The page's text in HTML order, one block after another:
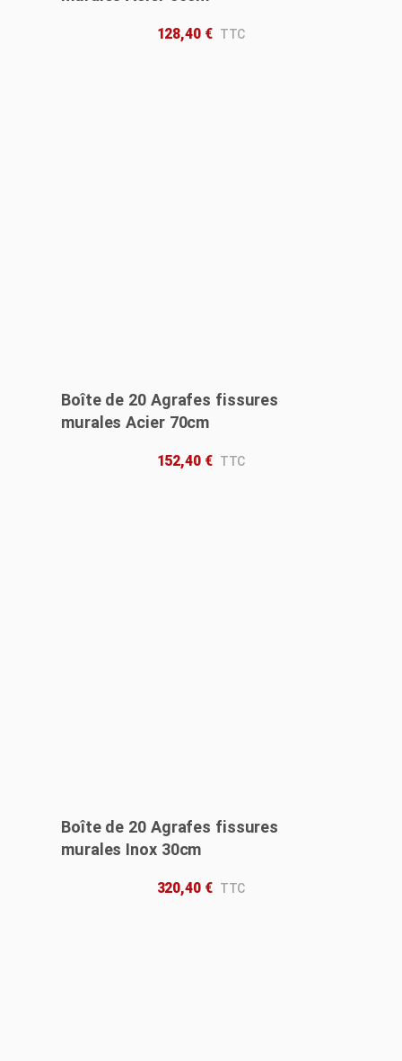
128,40 €
Boîte de 20 Agrafes fissures
murales Acier 70cm
152,40 €
Boîte de 20 Agrafes fissures
murales Inox 30cm
320,40 €